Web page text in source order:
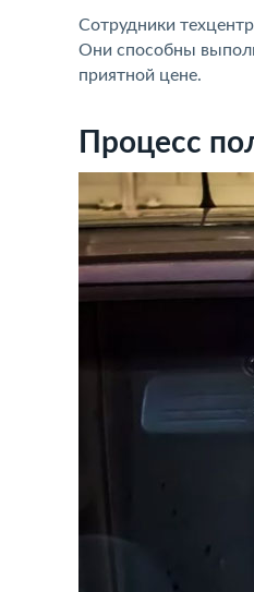
Сотрудники
Они способны
приятной цене.
Процесс